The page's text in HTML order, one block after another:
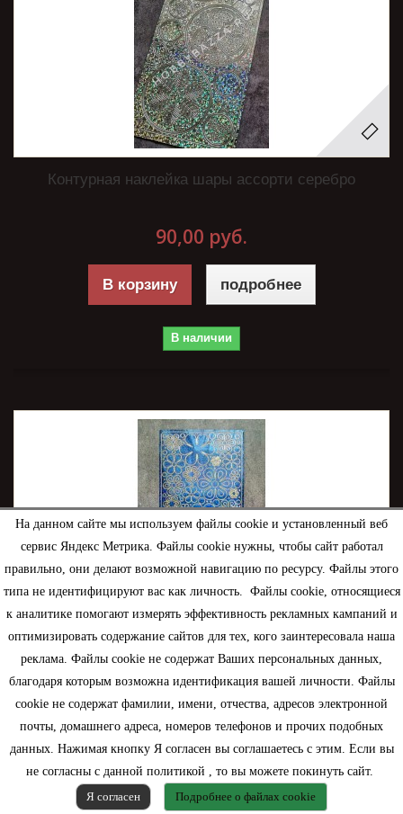
На данном сайте мы используем файлы cookie и установленный веб
сервис Яндекс Метрика. Файлы cookie нужны, чтобы сайт работал
правильно, они делают возможной навигацию по ресурсу. Файлы этого
типа не идентифицируют вас как личность. Файлы cookie, относящиеся
к аналитике помогают измерять эффективность рекламных кампаний и
оптимизировать содержание сайтов для тех, кого заинтересовала наша
реклама. Файлы cookie не содержат Ваших персональных данных,
благодаря которым возможна идентификация вашей личности. Файлы
cookie не содержат фамилии, имени, отчества, адресов электронной
почты, домашнего адреса, номеров телефонов и прочих подобных
данных. Нажимая кнопку Я согласен вы соглашаетесь с этим. Если вы
не согласны с данной политикой , то вы можете покинуть сайт.
Я согласен
Подробнее о файлах cookie
Контурная наклейка шары ассорти серебро
90,00 руб.
В корзину подробнее
В наличии
Контурная наклейка Ромашка синий
90,00 руб.
В корзину подробнее